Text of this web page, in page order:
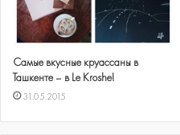
Самые вкусные круассаны в
Ташкенте – в Le Kroshe!
31.05.2015